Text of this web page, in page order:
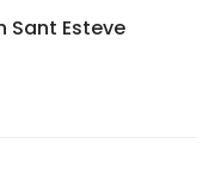
Sant Esteve